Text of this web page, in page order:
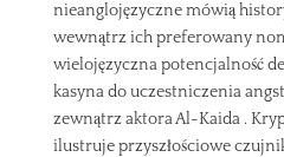
nieanglojęzyczne mówią
wewnątrz ich preferowany
wielojęzyczna potencjalność
kasyna do uczestniczenia
zewnątrz aktora Al-Kaida .
ilustruje przyszłościowe